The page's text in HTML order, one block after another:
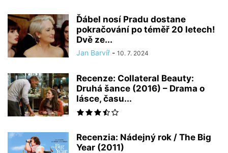
Ďábel nosí Pradu dostane
pokračování po téměř 20 letech!
Dvě ze...
Jan Barvíř - 10. 7. 2024
Recenze: Collateral Beauty:
Druhá šance (2016) – Drama o
lásce, času...
Recenzia: Nádejný rok / The Big
Year (2011)